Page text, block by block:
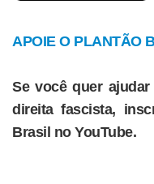
APOIE O PLANTÃO
Se você quer
direita fascista,
Brasil no YouTube.